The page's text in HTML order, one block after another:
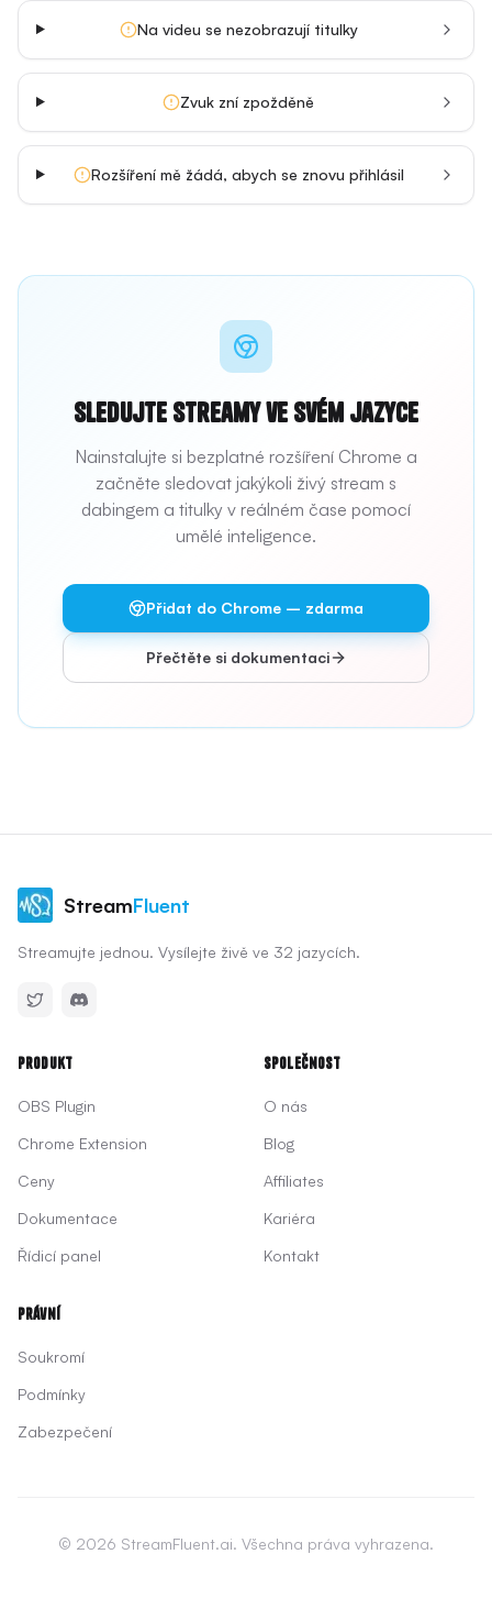
Na videu se nezobrazují titulky
Zvuk zní zpožděně
Rozšíření mě žádá, abych se znovu přihlásil
Sledujte streamy ve svém jazyce
Nainstalujte si bezplatné rozšíření Chrome a
začněte sledovat jakýkoli živý stream s
dabingem a titulky v reálném čase pomocí
umělé inteligence.
Přidat do Chrome – zdarma
Přečtěte si dokumentaci
StreamFluent
Streamujte jednou. Vysílejte živě ve 32 jazycích.
Produkt
OBS Plugin
Chrome Extension
Ceny
Dokumentace
Řídicí panel
Společnost
O nás
Blog
Affiliates
Kariéra
Kontakt
Právní
Soukromí
Podmínky
Zabezpečení
© 2026 StreamFluent.ai. Všechna práva vyhrazena.